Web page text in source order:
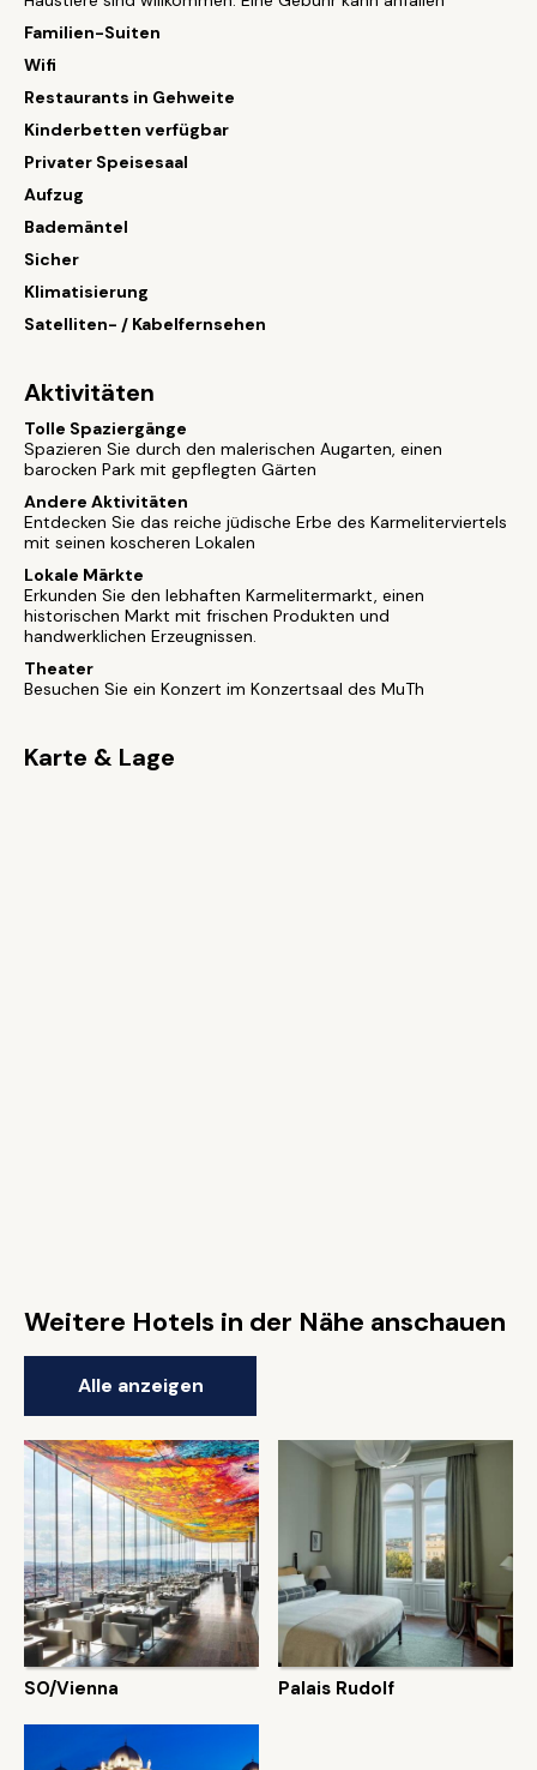
Familien-Suiten
Wifi
Restaurants in Gehweite
Kinderbetten verfügbar
Privater Speisesaal
Aufzug
Bademäntel
Sicher
Klimatisierung
Satelliten- / Kabelfernsehen
Aktivitäten
Tolle Spaziergänge
Spazieren Sie durch den malerischen Augarten, einen
barocken Park mit gepflegten Gärten
Andere Aktivitäten
Entdecken Sie das reiche jüdische Erbe des Karmeliterviertels
mit seinen koscheren Lokalen
Lokale Märkte
Erkunden Sie den lebhaften Karmelitermarkt, einen
historischen Markt mit frischen Produkten und
handwerklichen Erzeugnissen.
Theater
Besuchen Sie ein Konzert im Konzertsaal des MuTh
Karte & Lage
Weitere Hotels in der Nähe anschauen
Alle anzeigen
SO/Vienna Palais Rudolf